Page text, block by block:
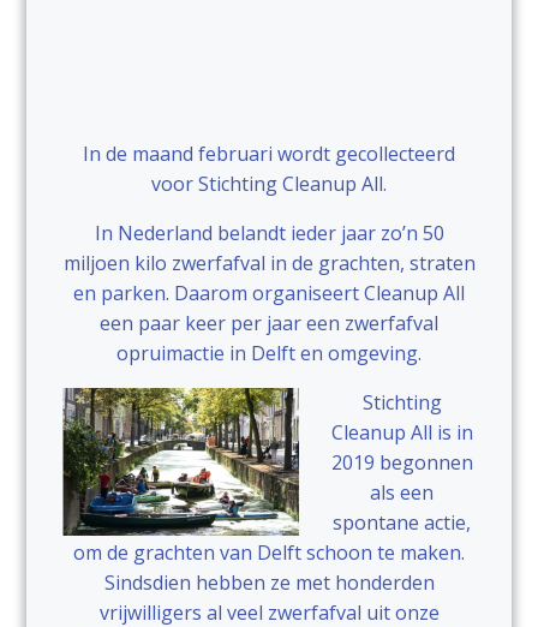
In de maand februari wordt gecollecteerd
voor Stichting Cleanup All.
In Nederland belandt ieder jaar zo’n 50
miljoen kilo zwerfafval in de grachten, straten
en parken. Daarom organiseert Cleanup All
een paar keer per jaar een zwerfafval
opruimactie in Delft en omgeving.
Stichting
Cleanup All is in
2019 begonnen
als een
spontane actie,
om de grachten van Delft schoon te maken.
Sindsdien hebben ze met honderden
vrijwilligers al veel zwerfafval uit onze